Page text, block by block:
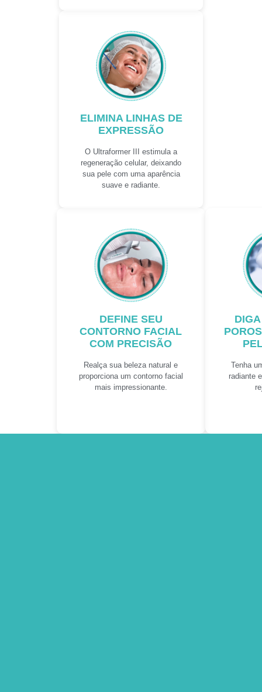
ELIMINA LINHAS DE
EXPRESSÃO
O Ultraformer III estimula a
regeneração celular, deixando
sua pele com uma aparência
suave e radiante.
DEFINE SEU
CONTORNO FACIAL
COM PRECISÃO
Realça sua beleza natural e
proporciona um contorno facial
mais impressionante.
Tenha
radiante